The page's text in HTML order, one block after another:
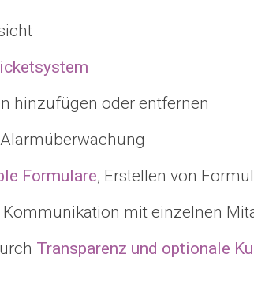
hinzufügen oder entfernen
Formulare, Erstellen von
mit einzelnen
Transparenz und optionale